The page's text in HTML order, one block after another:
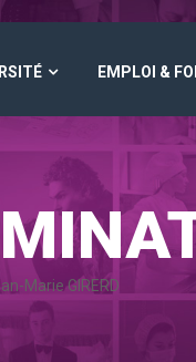
EMPLOI &
Marie GIRERD